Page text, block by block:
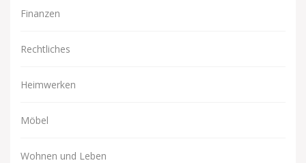
Finanzen
Rechtliches
Heimwerken
Möbel
Wohnen und Leben